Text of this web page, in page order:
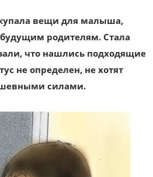
вещи для малыша,
родителям. Стала
что нашлись подходящие
не определен, не хотят
силами.